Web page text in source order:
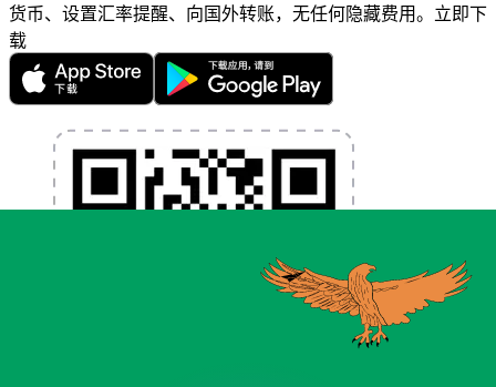
货币、设置汇率提醒、向国外转账，无任何隐藏费用。立即下
载